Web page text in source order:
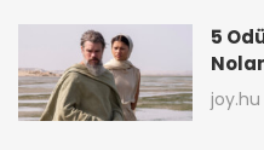
5
joy.hu